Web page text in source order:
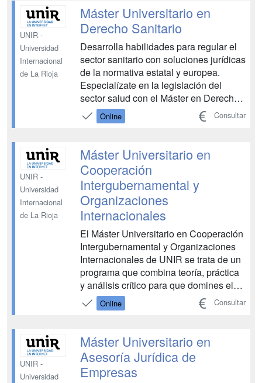
futuro examen oficial, sino, sobre todo,
afrontar con las máxi...
UNIR -
Universidad
Internacional
de La Rioja
Máster Universitario en
Derecho Sanitario
Desarrolla habilidades para regular el
sector sanitario con soluciones jurídicas
de la normativa estatal y europea.
Especialízate en la legislación del
sector salud con el Máster en Derecho
Sanitario y accede a una de las ramas
con más crecimiento en el ámbito
avanzados y aplicables a la gestión y
regulación del s...
Online Consultar
UNIR -
Universidad
Internacional
de La Rioja
Máster Universitario en
Cooperación
Intergubernamental y
Organizaciones
Internacionales
El Máster Universitario en Cooperación
Intergubernamental y Organizaciones
Internacionales de UNIR se trata de un
programa que combina teoría, práctica
y análisis crítico para que domines el
funcionamiento de la cooperación entre
gobiernos, el papel de los organismos
gobernanza global. Durante este
posgrado, di...
Online Consultar
UNIR -
Universidad
Máster Universitario en
Asesoría Jurídica de
Empresas